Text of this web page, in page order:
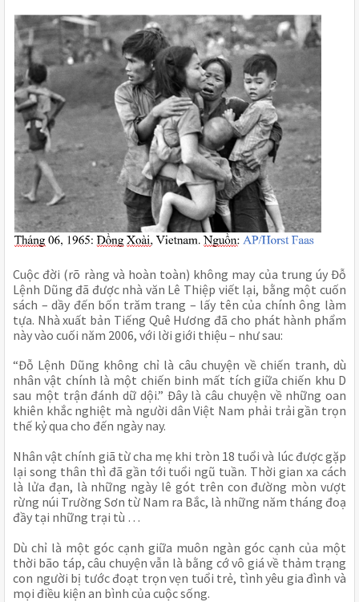
Cuộc đời (rõ ràng và hoàn toàn) không may của trung úy Đỗ
Lệnh Dũng đã được nhà văn Lê Thiệp viết lại, bằng một cuốn
sách – dầy đến bốn trăm trang – lấy tên của chính ông làm
tựa. Nhà xuất bản Tiếng Quê Hương đã cho phát hành phẩm
này vào cuối năm 2006, với lời giới thiệu – như sau:
“Đỗ Lệnh Dũng không chỉ là câu chuyện về chiến tranh, dù
nhân vật chính là một chiến binh mất tích giữa chiến khu D
sau một trận đánh dữ dội.” Đây là câu chuyện về những oan
khiên khắc nghiệt mà người dân Việt Nam phải trải gần trọn
thế kỷ qua cho đến ngày nay.
Nhân vật chính giã từ cha mẹ khi tròn 18 tuổi và lúc được gặp
lại song thân thì đã gần tới tuổi ngũ tuần. Thời gian xa cách
là lửa đạn, là những ngày lê gót trên con đường mòn vượt
rừng núi Trường Sơn từ Nam ra Bắc, là những năm tháng đoạ
đầy tại những trại tù …
Dù chỉ là một góc cạnh giữa muôn ngàn góc cạnh của một
thời bão táp, câu chuyện vẫn là bằng cớ vô giá về thảm trạng
con người bị tước đoạt trọn vẹn tuổi trẻ, tình yêu gia đình và
mọi điều kiện an bình của cuộc sống.